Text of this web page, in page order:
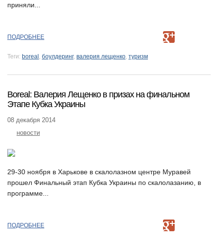
приняли...
ПОДРОБНЕЕ
Теги: boreal боулдеринг, валерия лещенко туризм
Boreal: Валерия Лещенко в призах на финальном
Этапе Кубка Украины
08 декабря 2014
новости
29-30 ноября в Харькове в скалолазном центре Муравей
прошел Финальный этап Кубка Украины по скалолазанию, в
программе...
ПОДРОБНЕЕ